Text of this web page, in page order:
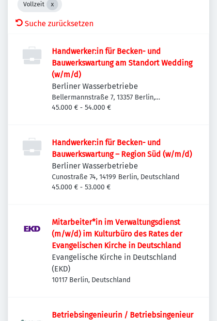
Vollzeit
Suche zurücksetzen
Handwerker:in für Becken- und
Bauwerkswartung am Standort Wedding
(w/m/d)
Berliner Wasserbetriebe
Bellermannstraße 7, 13357 Berlin,
Deutschland
45.000 € - 54.000 €
Handwerker:in für Becken- und
Bauwerkswartung – Region Süd (w/m/d)
Berliner Wasserbetriebe
Cunostraße 74, 14199 Berlin, Deutschland
45.000 € - 53.000 €
Mitarbeiter*in im Verwaltungsdienst
(m/w/d) im Kulturbüro des Rates der
Evangelischen Kirche in Deutschland
Evangelische Kirche in Deutschland
(EKD)
10117 Berlin, Deutschland
Betriebsingenieurin / Betriebsingenieur